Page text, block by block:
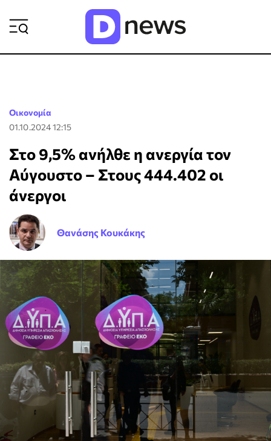
Οικονομία
01.10.2024 12:15
Στο 9,5% ανήλθε η ανεργία τον
Αύγουστο – Στους 444.402 οι
άνεργοι
Θανάσης Κουκάκης